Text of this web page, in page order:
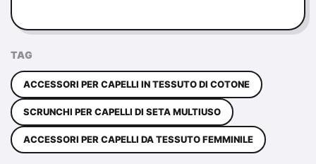
TAG
ACCESSORI PER CAPELLI IN TESSUTO DI COTONE
SCRUNCHI PER CAPELLI DI SETA MULTIUSO
ACCESSORI PER CAPELLI DA TESSUTO FEMMINILE